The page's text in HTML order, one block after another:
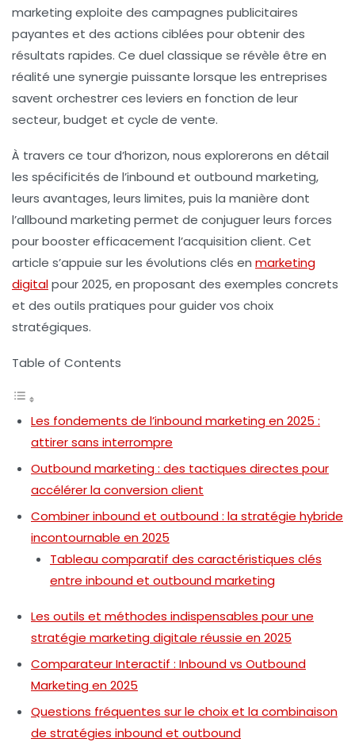
marketing exploite des campagnes publicitaires
payantes et des actions ciblées pour obtenir des
résultats rapides. Ce duel classique se révèle être en
réalité une synergie puissante lorsque les entreprises
savent orchestrer ces leviers en fonction de leur
secteur, budget et cycle de vente.
À travers ce tour d’horizon, nous explorerons en détail
les spécificités de l’inbound et outbound marketing,
leurs avantages, leurs limites, puis la manière dont
l’allbound marketing permet de conjuguer leurs forces
pour booster efficacement l’acquisition client. Cet
article s’appuie sur les évolutions clés en marketing
digitalpour 2025, en proposant des exemples concrets
et des outils pratiques pour guider vos choix
stratégiques.
Table of Contents
Les fondements de l’inbound marketing en 2025 :
attirer sans interrompre
Outbound marketing : des tactiques directes pour
accélérer la conversion client
Combiner inbound et outbound : la stratégie hybride
incontournable en 2025
Tableau comparatif des caractéristiques clés
entre inbound et outbound marketing
Les outils et méthodes indispensables pour une
stratégie marketing digitale réussie en 2025
Comparateur Interactif : Inbound vs Outbound
Marketing en 2025
Questions fréquentes sur le choix et la combinaison
de stratégies inbound et outbound